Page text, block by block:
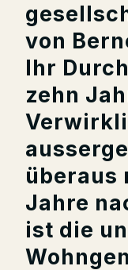
von
Ihr
zehn
überaus
Jahre
ist die